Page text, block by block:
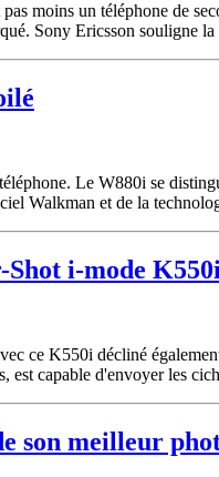
moins un téléphone de
Sony Ericsson souligne
Le W880i se
Walkman et de la
i-mode
ce K550i décliné
capable d'envoyer les
son meilleur